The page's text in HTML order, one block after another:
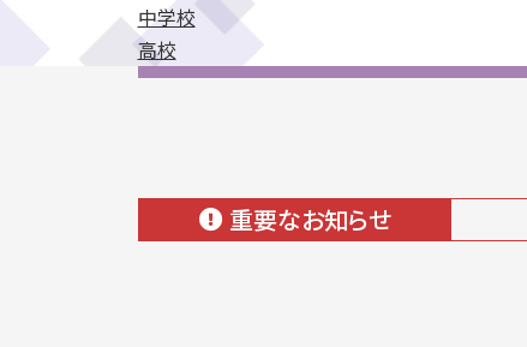
中学校
高校
重要なお知らせ